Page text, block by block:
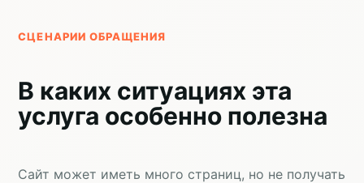
СЦЕНАРИИ ОБРАЩЕНИЯ
В каких ситуациях эта
услуга особенно полезна
Сайт может иметь много страниц, но не получать